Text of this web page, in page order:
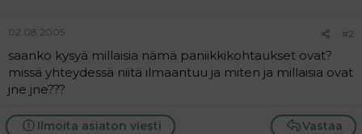
02.08.2005 #2
saanko kysyä millaisia nämä paniikkikohtaukset ovat?
missä yhteydessä niitä ilmaantuu ja miten ja millaisia ovat
jne jne???
Vastaa
Ilmoita asiaton viesti